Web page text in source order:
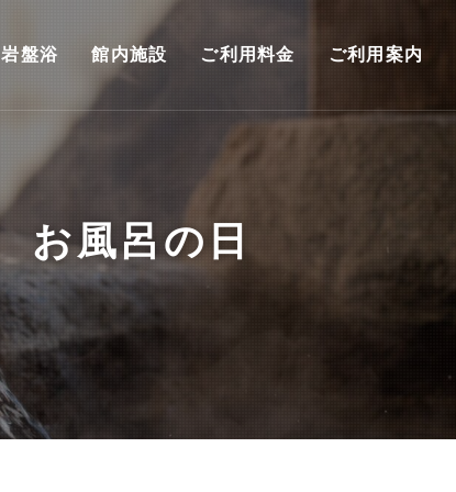
岩盤浴 館内施設 ご利用料金 ご利用案内
お風呂の日